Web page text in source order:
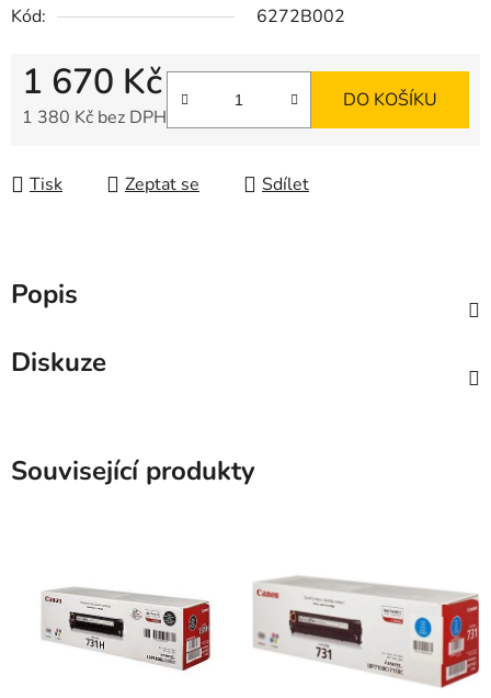
Kód:
6272B002
1 670 Kč
1 380 Kč bez DPH
DO KOŠÍKU
Tisk Zeptat se Sdílet
Popis
Diskuze
Související produkty